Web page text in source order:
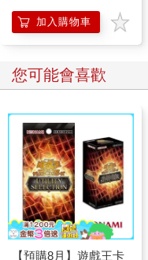
加入購物車
您可能會喜歡
【預購8月】遊戲王卡